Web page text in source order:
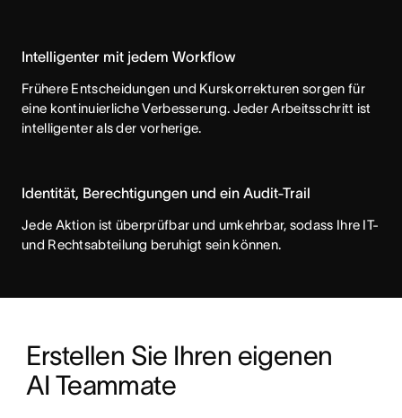
Intelligenter mit jedem Workflow
Frühere Entscheidungen und Kurskorrekturen sorgen für
eine kontinuierliche Verbesserung. Jeder Arbeitsschritt ist
intelligenter als der vorherige.
Identität, Berechtigungen und ein Audit-Trail
Jede Aktion ist überprüfbar und umkehrbar, sodass Ihre IT-
und Rechtsabteilung beruhigt sein können.
Erstellen Sie Ihren eigenen
AI Teammate